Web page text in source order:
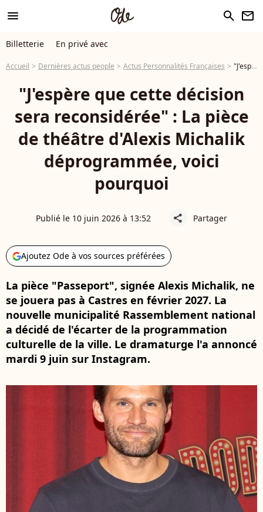
menu search newsletter
Billetterie En privé avec
Accueil Dernières actus people Actus Personnalités Françaises "J'espère que cette décision sera reconsidérée" : La pièce de théâtre d'Alexis Michalik déprogrammée, voici pourquoi
"J'espère que cette décision
sera reconsidérée" : La pièce
de théâtre d'Alexis Michalik
déprogrammée, voici
pourquoi
Publié le 10 juin 2026 à 13:52 share Partager
Ajoutez Ode à vos sources préférées
La pièce "Passeport", signée Alexis Michalik, ne
se jouera pas à Castres en février 2027. La
nouvelle municipalité Rassemblement national
a décidé de l'écarter de la programmation
culturelle de la ville. Le dramaturge l'a annoncé
mardi 9 juin sur Instagram.